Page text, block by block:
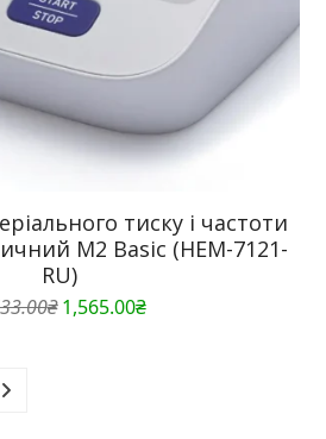
тиску і частоти
M2 Basic (HEM-7121-
RU)
₴ Оригінальна
1,565.00₴Поточна